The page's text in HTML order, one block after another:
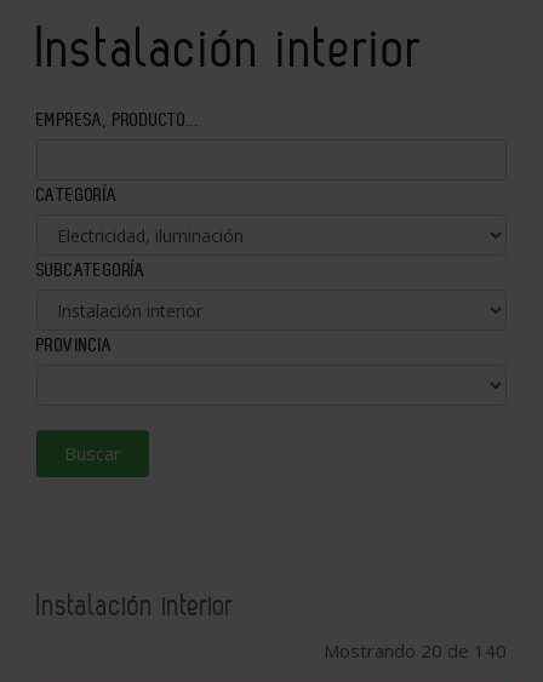
Instalación interior
EMPRESA, PRODUCTO...
CATEGORÍA
SUBCATEGORÍA
PROVINCIA
Buscar
Instalación interior
Mostrando 20 de 140